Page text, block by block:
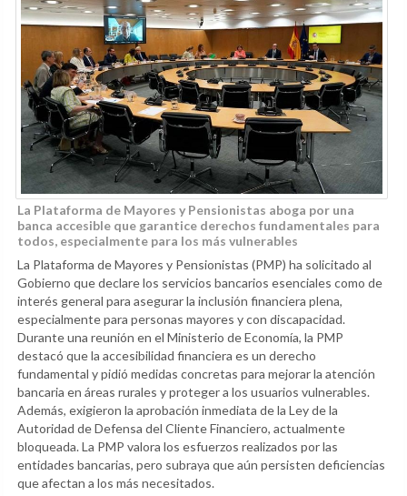
La Plataforma de Mayores y Pensionistas aboga por una
banca accesible que garantice derechos fundamentales para
todos, especialmente para los más vulnerables
La Plataforma de Mayores y Pensionistas (PMP) ha solicitado al
Gobierno que declare los servicios bancarios esenciales como de
interés general para asegurar la inclusión financiera plena,
especialmente para personas mayores y con discapacidad.
Durante una reunión en el Ministerio de Economía, la PMP
destacó que la accesibilidad financiera es un derecho
fundamental y pidió medidas concretas para mejorar la atención
bancaria en áreas rurales y proteger a los usuarios vulnerables.
Además, exigieron la aprobación inmediata de la Ley de la
Autoridad de Defensa del Cliente Financiero, actualmente
bloqueada. La PMP valora los esfuerzos realizados por las
entidades bancarias, pero subraya que aún persisten deficiencias
que afectan a los más necesitados.